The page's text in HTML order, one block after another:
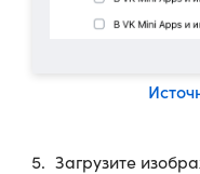
Загрузите